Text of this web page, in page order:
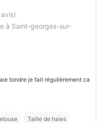
à Saint-georges-sur-
tondre je fait régulièrement ca
Taille de haies